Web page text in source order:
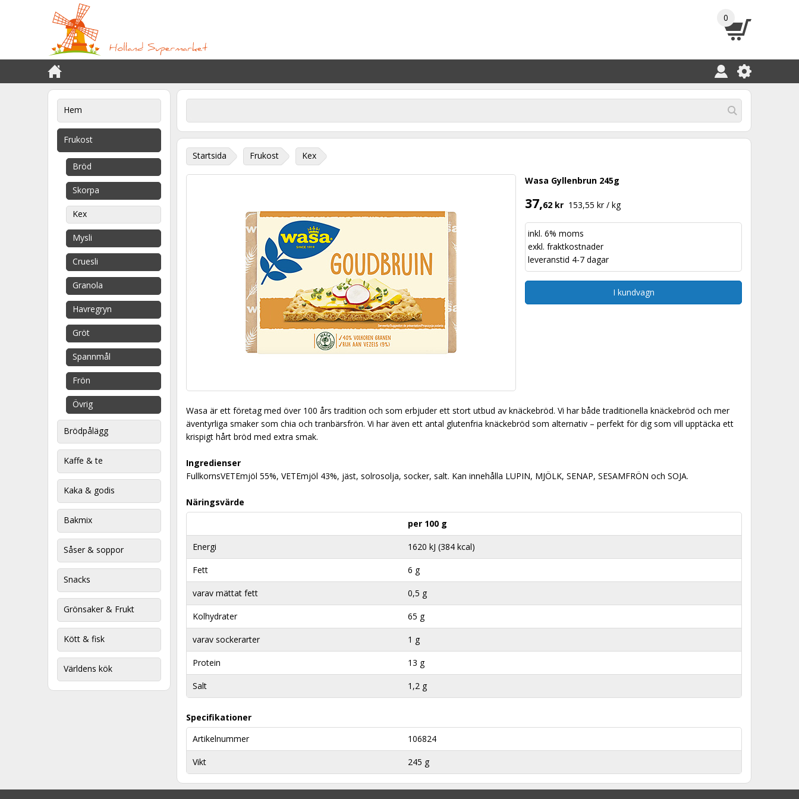
0
Hem
Frukost
Bröd
Skorpa
Kex
Mysli
Cruesli
Granola
Havregryn
Gröt
Spannmål
Frön
Övrig
Brödpålägg
Kaffe & te
Kaka & godis
Bakmix
Såser & soppor
Snacks
Grönsaker & Frukt
Kött & fisk
Världens kök
Startsida Frukost Kex
Wasa Gyllenbrun 245g
37,62 kr 153,55 kr / kg
inkl. 6% moms
exkl. fraktkostnader
leveranstid 4-7 dagar
I kundvagn
Wasa är ett företag med över 100 års tradition och som erbjuder ett stort utbud av knäckebröd. Vi har både traditionella knäckebröd och mer
äventyrliga smaker som chia och tranbärsfrön. Vi har även ett antal glutenfria knäckebröd som alternativ – perfekt för dig som vill upptäcka ett
krispigt hårt bröd med extra smak.
Ingredienser
FullkornsVETEmjöl 55%, VETEmjöl 43%, jäst, solrosolja, socker, salt. Kan innehålla LUPIN, MJÖLK, SENAP, SESAMFRÖN och SOJA.
Näringsvärde
per 100 g
Energi 1620 kJ (384 kcal)
Fett 6 g
varav mättat fett 0,5 g
Kolhydrater 65 g
varav sockerarter 1 g
Protein 13 g
Salt 1,2 g
Specifikationer
Artikelnummer
106824
Vikt 245 g